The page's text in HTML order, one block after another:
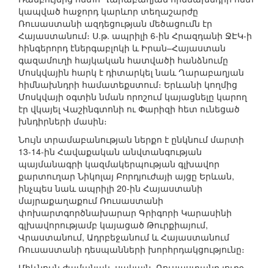
կապված հաջորդ կարևոր տեղաշարժը
Ռուսաստանի ազդեցության մեծացումն էր
Հայաստանում։ Ս.թ. ապրիլի 6-ին Հրազդանի ՋԷԿ-ի
հինգերորդ էներգաբլոկի և Իրան–Հայաստան
գազամուղի հայկական հատվածի հանձնումը
Մոսկվային հարկ է դիտարկել նաև Ղարաբաղյան
հիմնախնդրի համատեքստում։ Երևանի կողմից
Մոսկվայի օգտին նման որոշում կայացնելը կարող
էր վկայել Վաշինգտոնի ու Փարիզի հետ ունեցած
խնդիրների մասին։
Նույն տրամաբանության ներքո է ընկնում մարտի
13-14-ին Հավաքական անվտանգության
պայմանագրի կազմակերպության գլխավոր
քարտուղար Նիկոլայ Բորդյուժայի այցը Երևան,
ինչպես նաև ապրիլի 20-ին Հայաստանի
մայրաքաղաքում Ռուսաստանի
փոխարտգործնախարար Գրիգորի Կարասինի
գլխավորությամբ կայացած Թուրքիայում,
Վրաստանում, Ադրբեջանում և Հայաստանում
Ռուսաստանի դեսպանների խորհրդակցությունը։